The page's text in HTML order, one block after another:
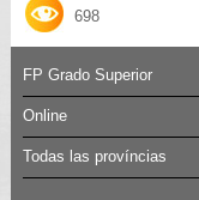
698
FP Grado Superior
Online
Todas las províncias